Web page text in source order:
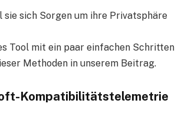
sich Sorgen um ihre Privatsphäre
Tool mit ein paar einfachen Schritten
Methoden in unserem Beitrag.
Kompatibilitätstelemetrie